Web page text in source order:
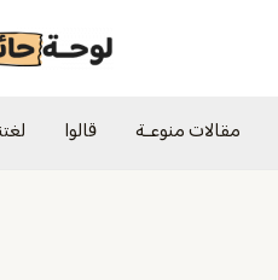
مقالات منوعــة قالوا